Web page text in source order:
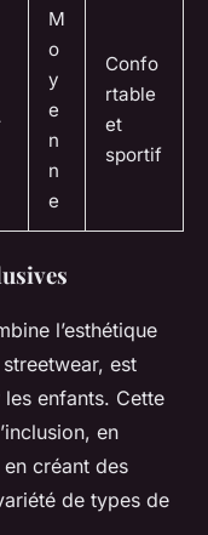
M
o
y
e
n
n
e
Confo
rtable
et
sportif
l’esthétique
est
enfants. Cette
en
créant des
de types de